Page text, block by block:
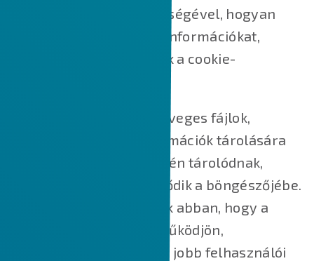
gyűjtünk a cookie-k segítségével, hogyan
használjuk fel ezeket az információkat,
valamint hogyan kezeljük a cookie-
A cookie-k kisméretű szöveges fájlok,
amelyek kisméretű információk tárolására
szolgálnak. Az Ön eszközén tárolódnak,
amikor a webhely betöltődik a böngészőjébe.
Ezek a cookie-k segítenek abban, hogy a
weboldal megfelelően működjön,
biztonságosabbá tegyük, jobb felhasználói